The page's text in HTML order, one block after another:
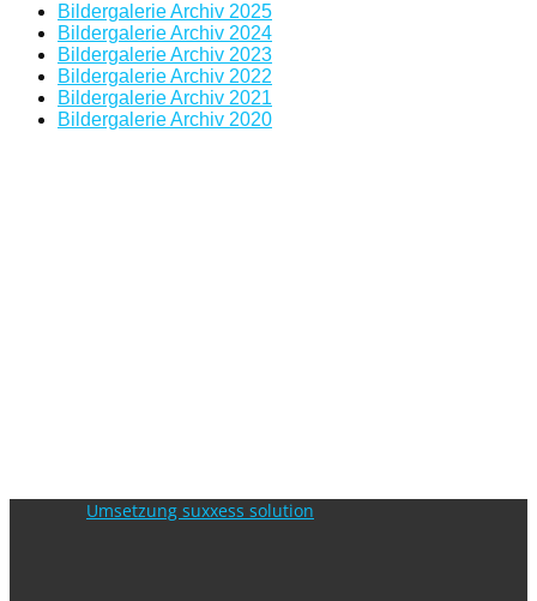
Bildergalerie Archiv 2025
Bildergalerie Archiv 2024
Bildergalerie Archiv 2023
Bildergalerie Archiv 2022
Bildergalerie Archiv 2021
Bildergalerie Archiv 2020
Umsetzung suxxess solution